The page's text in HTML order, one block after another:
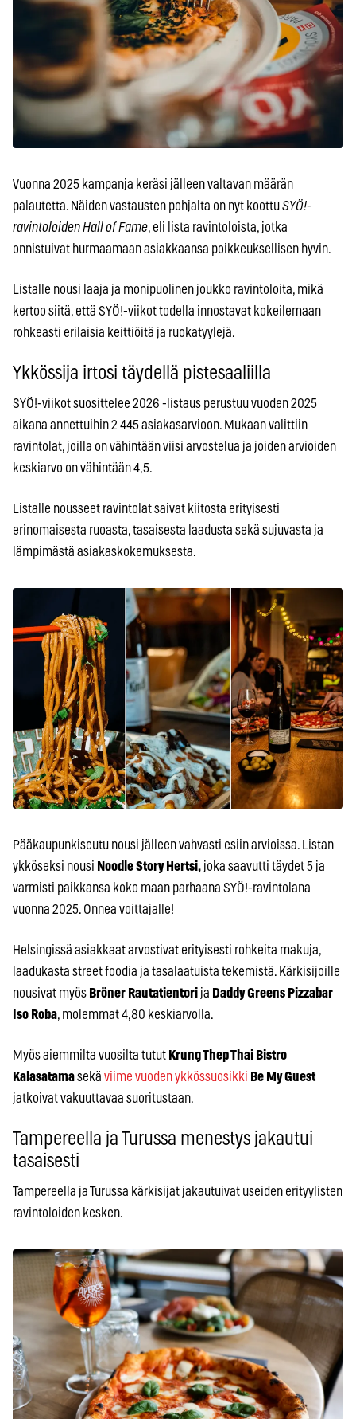
Vuonna 2025 kampanja keräsi jälleen valtavan määrän
palautetta. Näiden vastausten pohjalta on nyt koottuSYÖ!-
ravintoloiden Hall of Fame, eli lista ravintoloista, jotka
onnistuivat hurmaamaan asiakkaansa poikkeuksellisen hyvin.
Listalle nousi laaja ja monipuolinen joukko ravintoloita, mikä
kertoo siitä, että SYÖ!-viikot todella innostavat kokeilemaan
rohkeasti erilaisia keittiöitä ja ruokatyylejä.
Ykkössija irtosi täydellä pistesaaliilla
SYÖ!-viikot suosittelee 2026 -listaus perustuu vuoden 2025
aikana annettuihin 2 445 asiakasarvioon. Mukaan valittiin
ravintolat, joilla on vähintään viisi arvostelua ja joiden arvioiden
keskiarvo on vähintään 4,5.
Listalle nousseet ravintolat saivat kiitosta erityisesti
erinomaisesta ruoasta, tasaisesta laadusta sekä sujuvasta ja
lämpimästä asiakaskokemuksesta.
Pääkaupunkiseutu nousi jälleen vahvasti esiin arvioissa. Listan
ykköseksi nousi Noodle Story Hertsi, joka saavutti täydet 5 ja
varmisti paikkansa koko maan parhaana SYÖ!-ravintolana
vuonna 2025. Onnea voittajalle!
Helsingissä asiakkaat arvostivat erityisesti rohkeita makuja,
laadukasta street foodia ja tasalaatuista tekemistä. Kärkisijoille
nousivat myös Bröner Rautatientori ja Daddy Greens Pizzabar
Iso Roba, molemmat 4,80 keskiarvolla.
Myös aiemmilta vuosilta tutut Krung Thep Thai Bistro
Kalasatamasekä viime vuoden ykkössuosikki Be My Guest
jatkoivat vakuuttavaa suoritustaan.
Tampereella ja Turussa menestys jakautui
tasaisesti
Tampereella ja Turussa kärkisijat jakautuivat useiden erityylisten
ravintoloiden kesken.